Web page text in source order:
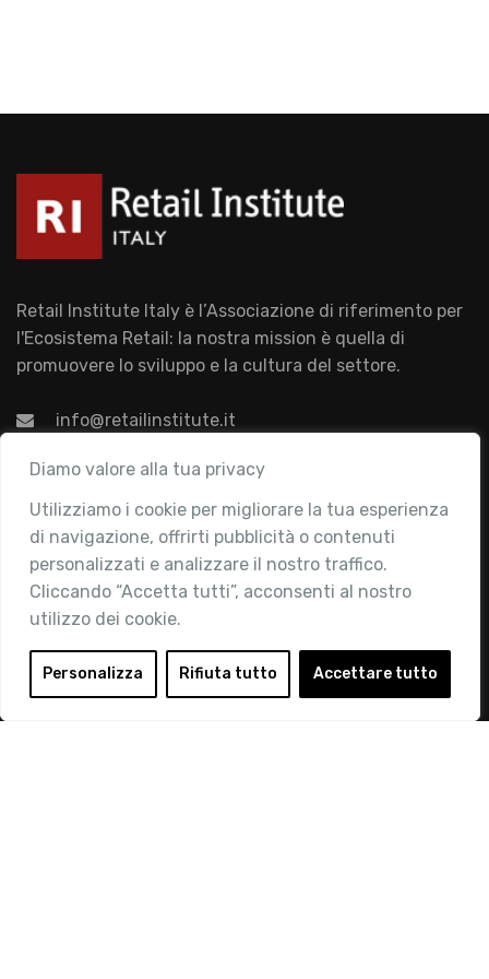
Diamo valore alla tua privacy
Utilizziamo i cookie per migliorare la tua esperienza
di navigazione, offrirti pubblicità o contenuti
personalizzati e analizzare il nostro traffico.
Cliccando “Accetta tutti”, acconsenti al nostro
utilizzo dei cookie.
Personalizza Rifiuta tutto Accettare tutto
Retail Institute Italy è l’Associazione di riferimento per
l'Ecosistema Retail: la nostra mission è quella di
promuovere lo sviluppo e la cultura del settore.
info@retailinstitute.it
Associazione
Chi siamo
Attività
Contatti
Area Riservata
Login
Diventa Socio